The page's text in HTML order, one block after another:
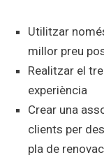
Utilitzar
millor preu
Realitzar el
experiència
Crear una
clients per
pla de